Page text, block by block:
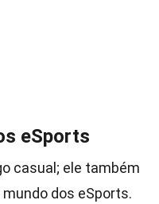
eSports
casual; ele também
dos eSports.